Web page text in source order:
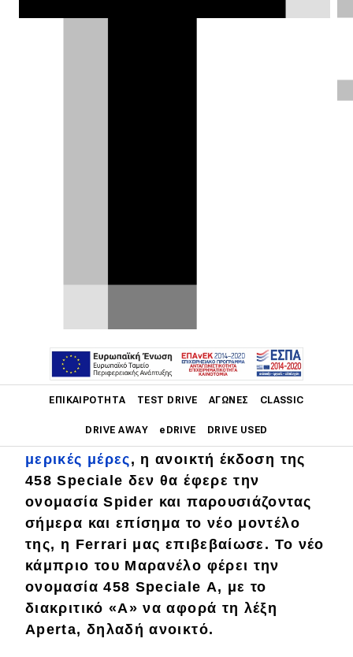
ΕΠΙΚΑΙΡΌΤΗΤΑ TEST DRIVE ΑΓΏΝΕΣ CLASSIC
DRIVE AWAY eDRIVE DRIVE USED
Main navigation
Επικαιρότητα
Νέα μοντέλα
Πρωτότυπα
Ελλάδα
Κόσμος
Τεχνολογία
μόλις 499 κομμάτια και θα
Όπως σας είχαμεπροϊδεάσει εδώ και
μερικές μέρες, η ανοικτή έκδοση της
458 Speciale δεν θα έφερε την
ονομασία Spider και παρουσιάζοντας
σήμερα και επίσημα το νέο μοντέλο
της, η Ferrari μας επιβεβαίωσε. Το νέο
κάμπριο του Μαρανέλο φέρει την
ονομασία 458 Speciale Α, με το
διακριτικό «Α» να αφορά τη λέξη
Aperta, δηλαδή ανοικτό.